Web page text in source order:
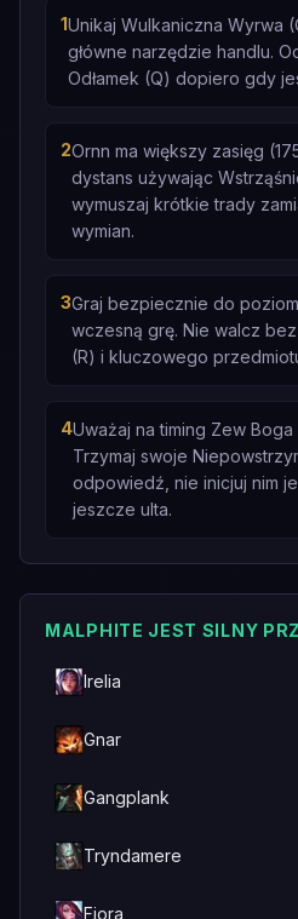
1Unikaj Wulkaniczna Wyrwa
główne narzędzie handlu.
Odłamek (Q) dopiero gdy
2Ornn ma większy zasięg
dystans używając
wymuszaj krótkie trady
wymian.
3Graj bezpiecznie do
wczesną grę. Nie walcz bez
(R) i kluczowego
4Uważaj na timing Zew
Trzymaj swoje
odpowiedź, nie inicjuj nim
jeszcze ulta.
MALPHITE JEST SILNY
Irelia
Gnar
Gangplank
Tryndamere
Fiora